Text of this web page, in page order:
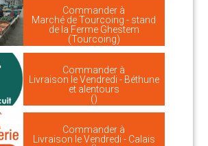
Commander à
Marché de Tourcoing - stand
de la Ferme Ghestem
(Tourcoing)
Commander à
Livraison le Vendredi - Béthune
et alentours
()
Commander à
Livraison le Vendredi - Calais